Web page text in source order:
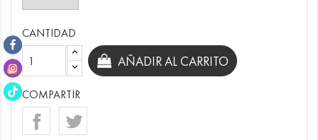
CANTIDAD
AÑADIR AL CARRITO
COMPARTIR